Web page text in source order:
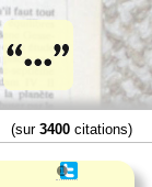
(sur 3400 citations)
❶